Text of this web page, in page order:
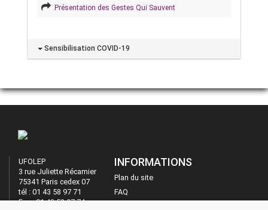
Présentation des Gestes Qui Sauvent
Sensibilisation COVID-19
UFOLEP
3 rue Juliette Récamier
75341 Paris cedex 07
tél : 01 43 58 97 71
Fax : 01 43 58 97 74
INFORMATIONS
Plan du site
FAQ